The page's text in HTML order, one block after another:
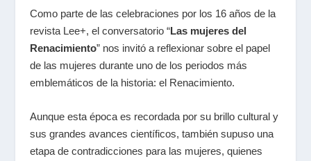
Como parte de las celebraciones por los 16 años de la
revista Lee+, el conversatorio “Las mujeres del
Renacimiento” nos invitó a reflexionar sobre el papel
de las mujeres durante uno de los periodos más
emblemáticos de la historia: el Renacimiento.
Aunque esta época es recordada por su brillo cultural y
sus grandes avances científicos, también supuso una
etapa de contradicciones para las mujeres, quienes